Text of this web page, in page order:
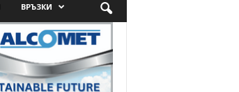
ВРЪЗКИ